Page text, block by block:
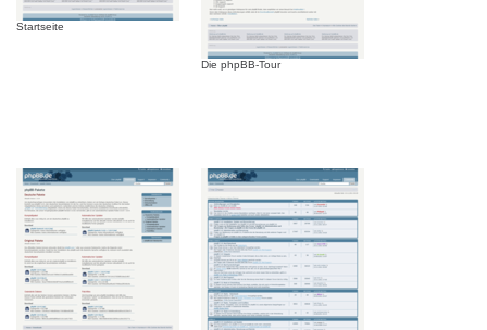
Startseite
Die phpBB-Tour